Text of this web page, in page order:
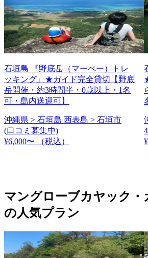
石垣島 『野底岳（マーぺー）トレ
ッキング』★ガイド完全貸切【野底
岳開催・約3時間半・0歳以上・1名
可・島内送迎可】
沖縄県 > 石垣島 西表島 > 石垣市
(口コミ募集中)
¥6,000〜
（税込）
マングローブカヤック・
の人気プラン